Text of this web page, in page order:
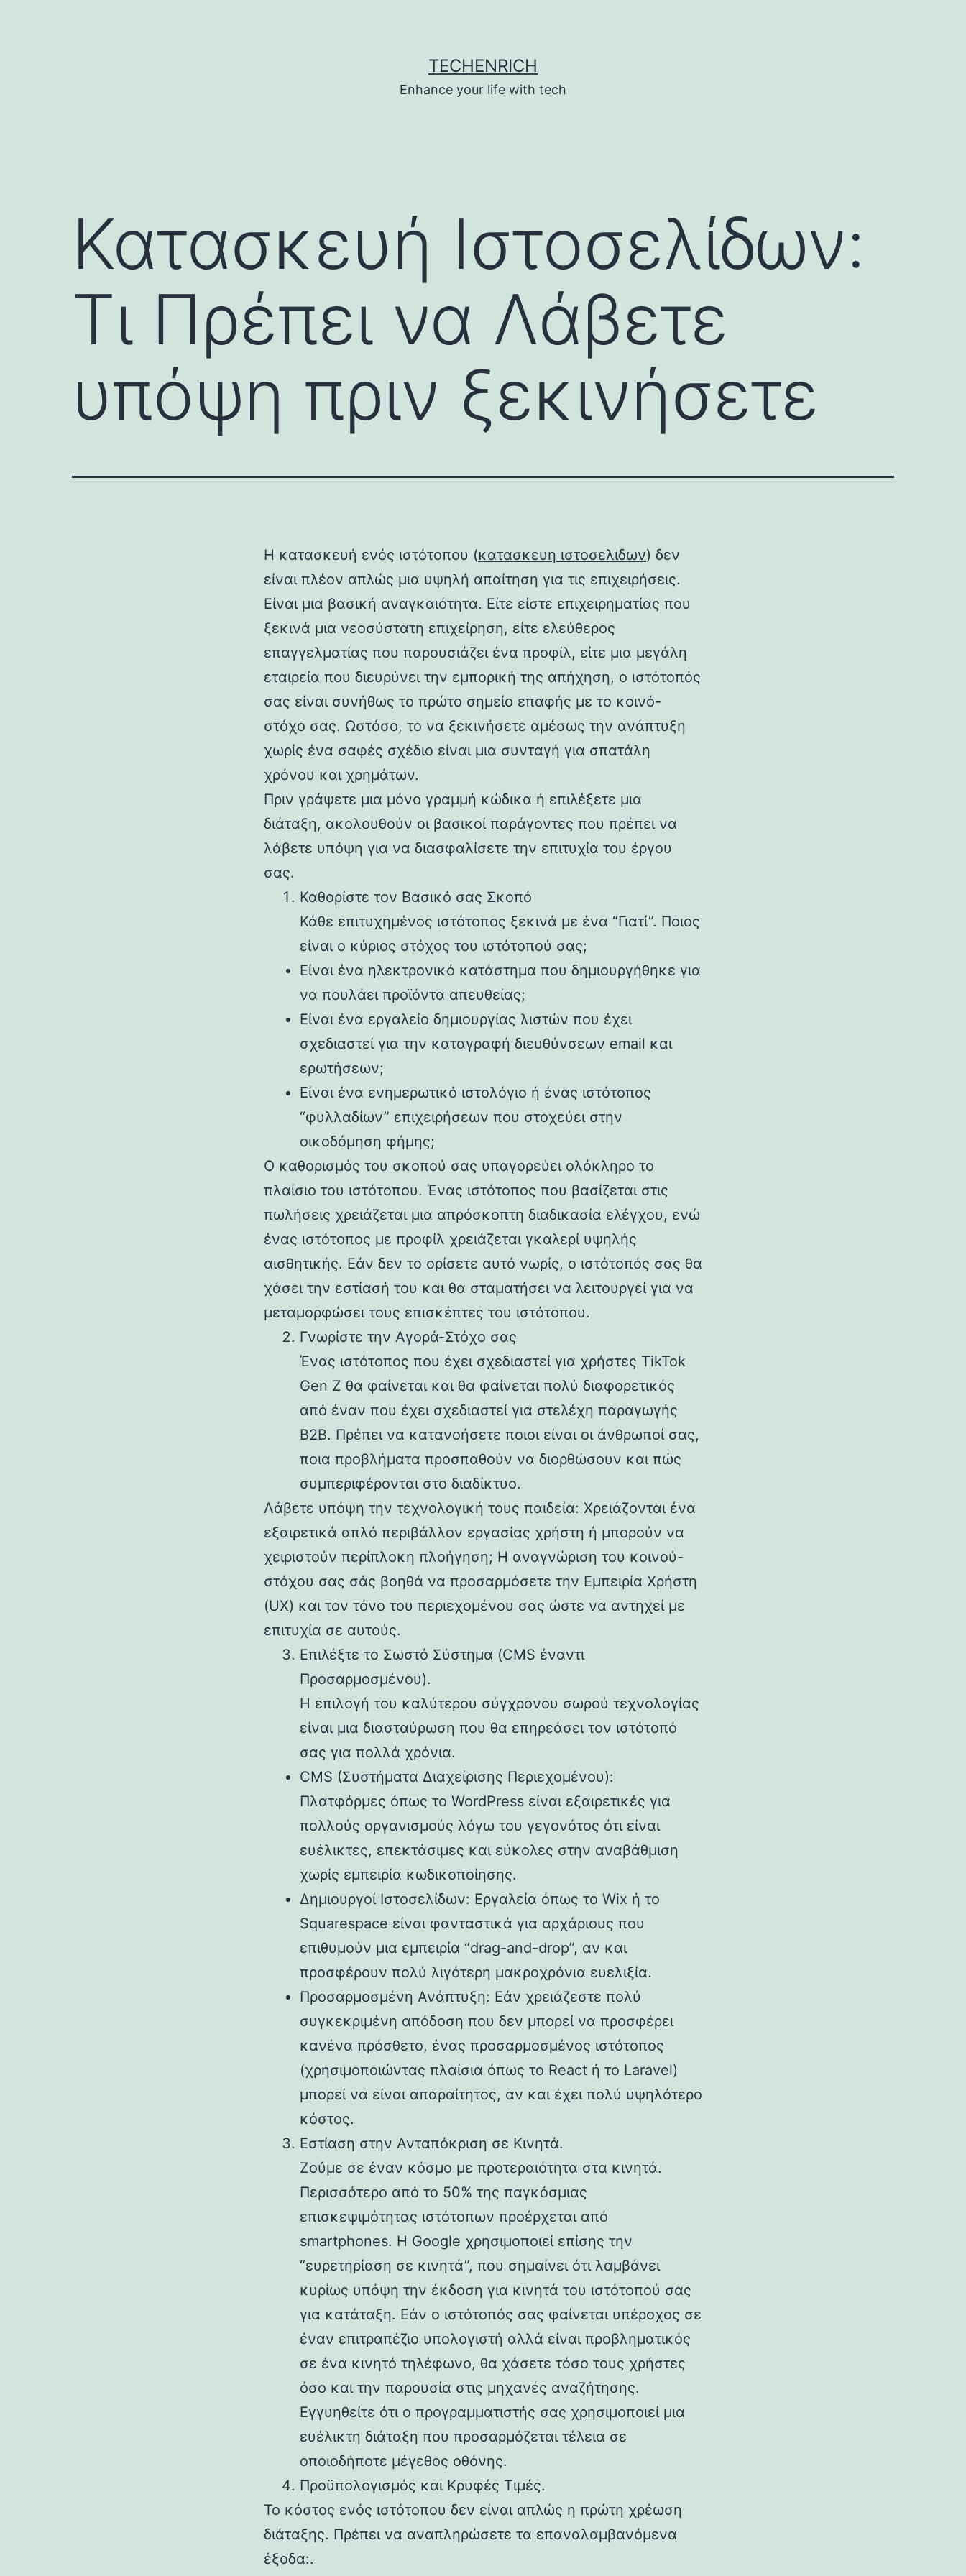
TECHENRICH
Enhance your life with tech
Κατασκευή Ιστοσελίδων:
Τι Πρέπει να Λάβετε
υπόψη πριν ξεκινήσετε
Η κατασκευή ενός ιστότοπου (κατασκευη ιστοσελιδων) δεν
είναι πλέον απλώς μια υψηλή απαίτηση για τις επιχειρήσεις.
Είναι μια βασική αναγκαιότητα. Είτε είστε επιχειρηματίας που
ξεκινά μια νεοσύστατη επιχείρηση, είτε ελεύθερος
επαγγελματίας που παρουσιάζει ένα προφίλ, είτε μια μεγάλη
εταιρεία που διευρύνει την εμπορική της απήχηση, ο ιστότοπός
σας είναι συνήθως το πρώτο σημείο επαφής με το κοινό-
στόχο σας. Ωστόσο, το να ξεκινήσετε αμέσως την ανάπτυξη
χωρίς ένα σαφές σχέδιο είναι μια συνταγή για σπατάλη
χρόνου και χρημάτων.
Πριν γράψετε μια μόνο γραμμή κώδικα ή επιλέξετε μια
διάταξη, ακολουθούν οι βασικοί παράγοντες που πρέπει να
λάβετε υπόψη για να διασφαλίσετε την επιτυχία του έργου
σας.
Καθορίστε τον Βασικό σας Σκοπό
Κάθε επιτυχημένος ιστότοπος ξεκινά με ένα “Γιατί”. Ποιος
είναι ο κύριος στόχος του ιστότοπού σας;
Είναι ένα ηλεκτρονικό κατάστημα που δημιουργήθηκε για
να πουλάει προϊόντα απευθείας;
Είναι ένα εργαλείο δημιουργίας λιστών που έχει
σχεδιαστεί για την καταγραφή διευθύνσεων email και
ερωτήσεων;
Είναι ένα ενημερωτικό ιστολόγιο ή ένας ιστότοπος
“φυλλαδίων” επιχειρήσεων που στοχεύει στην
οικοδόμηση φήμης;
Ο καθορισμός του σκοπού σας υπαγορεύει ολόκληρο το
πλαίσιο του ιστότοπου. Ένας ιστότοπος που βασίζεται στις
πωλήσεις χρειάζεται μια απρόσκοπτη διαδικασία ελέγχου, ενώ
ένας ιστότοπος με προφίλ χρειάζεται γκαλερί υψηλής
αισθητικής. Εάν δεν το ορίσετε αυτό νωρίς, ο ιστότοπός σας θα
χάσει την εστίασή του και θα σταματήσει να λειτουργεί για να
μεταμορφώσει τους επισκέπτες του ιστότοπου.
Γνωρίστε την Αγορά-Στόχο σας
Ένας ιστότοπος που έχει σχεδιαστεί για χρήστες TikTok
Gen Z θα φαίνεται και θα φαίνεται πολύ διαφορετικός
από έναν που έχει σχεδιαστεί για στελέχη παραγωγής
B2B. Πρέπει να κατανοήσετε ποιοι είναι οι άνθρωποί σας,
ποια προβλήματα προσπαθούν να διορθώσουν και πώς
συμπεριφέρονται στο διαδίκτυο.
Λάβετε υπόψη την τεχνολογική τους παιδεία: Χρειάζονται ένα
εξαιρετικά απλό περιβάλλον εργασίας χρήστη ή μπορούν να
χειριστούν περίπλοκη πλοήγηση; Η αναγνώριση του κοινού-
στόχου σας σάς βοηθά να προσαρμόσετε την Εμπειρία Χρήστη
(UX) και τον τόνο του περιεχομένου σας ώστε να αντηχεί με
επιτυχία σε αυτούς.
Επιλέξτε το Σωστό Σύστημα (CMS έναντι
Προσαρμοσμένου).
Η επιλογή του καλύτερου σύγχρονου σωρού τεχνολογίας
είναι μια διασταύρωση που θα επηρεάσει τον ιστότοπό
σας για πολλά χρόνια.
CMS (Συστήματα Διαχείρισης Περιεχομένου):
Πλατφόρμες όπως το WordPress είναι εξαιρετικές για
πολλούς οργανισμούς λόγω του γεγονότος ότι είναι
ευέλικτες, επεκτάσιμες και εύκολες στην αναβάθμιση
χωρίς εμπειρία κωδικοποίησης.
Δημιουργοί Ιστοσελίδων: Εργαλεία όπως το Wix ή το
Squarespace είναι φανταστικά για αρχάριους που
επιθυμούν μια εμπειρία “drag-and-drop”, αν και
προσφέρουν πολύ λιγότερη μακροχρόνια ευελιξία.
Προσαρμοσμένη Ανάπτυξη: Εάν χρειάζεστε πολύ
συγκεκριμένη απόδοση που δεν μπορεί να προσφέρει
κανένα πρόσθετο, ένας προσαρμοσμένος ιστότοπος
(χρησιμοποιώντας πλαίσια όπως το React ή το Laravel)
μπορεί να είναι απαραίτητος, αν και έχει πολύ υψηλότερο
κόστος.
Εστίαση στην Ανταπόκριση σε Κινητά.
Ζούμε σε έναν κόσμο με προτεραιότητα στα κινητά.
Περισσότερο από το 50% της παγκόσμιας
επισκεψιμότητας ιστότοπων προέρχεται από
smartphones. Η Google χρησιμοποιεί επίσης την
“ευρετηρίαση σε κινητά”, που σημαίνει ότι λαμβάνει
κυρίως υπόψη την έκδοση για κινητά του ιστότοπού σας
για κατάταξη. Εάν ο ιστότοπός σας φαίνεται υπέροχος σε
έναν επιτραπέζιο υπολογιστή αλλά είναι προβληματικός
σε ένα κινητό τηλέφωνο, θα χάσετε τόσο τους χρήστες
όσο και την παρουσία στις μηχανές αναζήτησης.
Εγγυηθείτε ότι ο προγραμματιστής σας χρησιμοποιεί μια
ευέλικτη διάταξη που προσαρμόζεται τέλεια σε
οποιοδήποτε μέγεθος οθόνης.
Προϋπολογισμός και Κρυφές Τιμές.
Το κόστος ενός ιστότοπου δεν είναι απλώς η πρώτη χρέωση
διάταξης. Πρέπει να αναπληρώσετε τα επαναλαμβανόμενα
έξοδα:.